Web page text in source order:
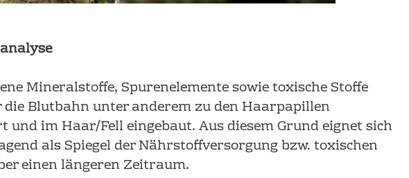
Mineralstoffe, Spurenelemente sowie toxische Stoffe
die Blutbahn unter anderem zu den Haarpapillen
im Haar/Fell eingebaut. Aus diesem Grund eignet sich
als Spiegel der Nährstoffversor­gung bzw. toxischen
einen längeren Zeitraum.